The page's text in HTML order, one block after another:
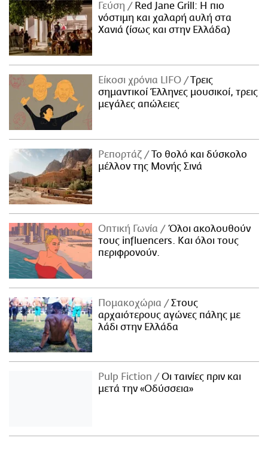
Γεύση
Red Jane Grill: Η πιο
νόστιμη και χαλαρή αυλή στα
Χανιά (ίσως και στην Ελλάδα)
Είκοσι χρόνια LIFO
Tρεις
σημαντικοί Έλληνες μουσικοί, τρεις
μεγάλες απώλειες
Ρεπορτάζ
Το θολό και δύσκολο
μέλλον της Μονής Σινά
Οπτική Γωνία
Όλοι ακολουθούν
τους influencers. Και όλοι τους
περιφρονούν.
Πομακοχώρια
Στους
αρχαιότερους αγώνες πάλης με
λάδι στην Ελλάδα
Pulp Fiction
Οι ταινίες πριν και
μετά την «Οδύσσεια»